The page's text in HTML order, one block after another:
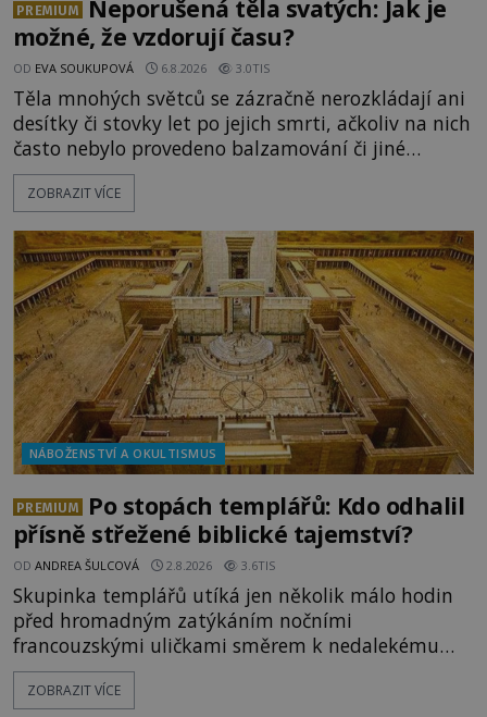
PREMIUM
Neporušená těla svatých: Jak je
možné, že vzdorují času?
OD EVA SOUKUPOVÁ 6.8.2026 3.0TIS
Těla mnohých světců se zázračně nerozkládají ani
desítky či stovky let po jejich smrti, ačkoliv na nich
často nebylo provedeno balzamování či jiné
pokusy o konzervaci. Neporušené ostatky bývají
považovány za důkaz svatosti zemřelých. Jaké
osobností ochraňují? Na hřbitově u kláštera
Milosrdných
ZOBRAZIT VÍCE
NÁBOŽENSTVÍ A OKULTISMUS
PREMIUM
Po stopách templářů: Kdo odhalil
přísně střežené biblické tajemství?
OD ANDREA ŠULCOVÁ 2.8.2026 3.6TIS
Skupinka templářů utíká jen několik málo hodin
před hromadným zatýkáním nočními
francouzskými uličkami směrem k nedalekému
přístavu. Jeden z nich má přes ramena ranec s
tajemným obsahem. Kapitán lodi už na ně čeká.
ZOBRAZIT VÍCE